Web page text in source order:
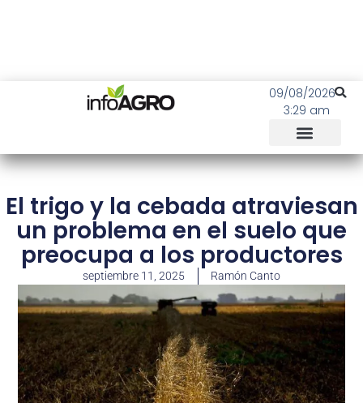
09/08/2026
3:29 am
El trigo y la cebada atraviesan
un problema en el suelo que
preocupa a los productores
septiembre 11, 2025 Ramón Canto